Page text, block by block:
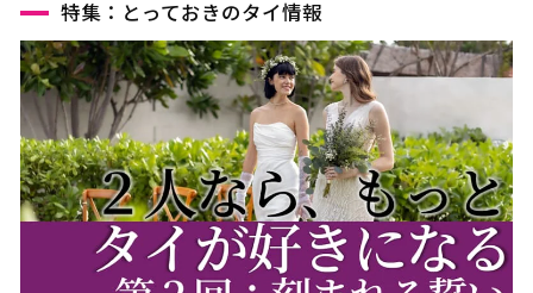
特集：とっておきのタイ情報